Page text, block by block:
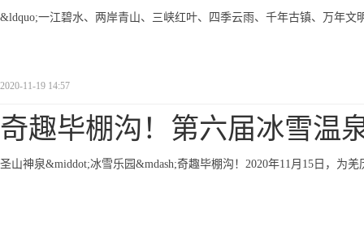
&ldquo;一江碧水、两岸青山、三峡红叶、四季云雨、千年古镇、万年文
2020-11-19 14:57
奇趣毕棚沟！第六届冰雪温
圣山神泉&middot;冰雪乐园&mdash;奇趣毕棚沟！2020年11月15日，为